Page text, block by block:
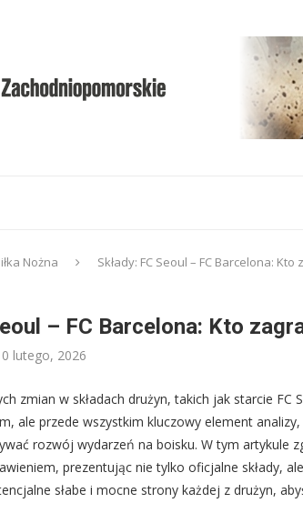
Nożna
Składy: FC Seoul – FC Barcelona: Kto
– FC Barcelona: Kto
lutego, 2026
zmian w składach drużyn, takich jak starcie
ale przede wszystkim kluczowy element
rozwój wydarzeń na boisku. W tym artykule
prezentując nie tylko oficjalne składy,
słabe i mocne strony każdej z drużyn,